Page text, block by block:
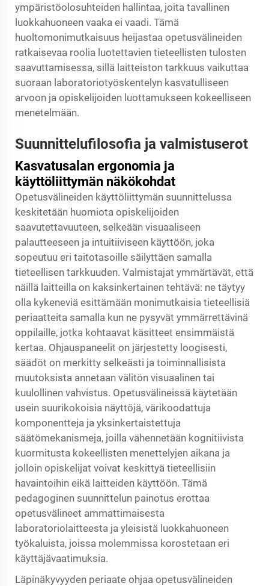
ympäristöolosuhteiden hallintaa, joita tavallinen
luokkahuoneen vaaka ei vaadi. Tämä
huoltomonimutkaisuus heijastaa opetusvälineiden
ratkaisevaa roolia luotettavien tieteellisten tulosten
saavuttamisessa, sillä laitteiston tarkkuus vaikuttaa
suoraan laboratoriotyöskentelyn kasvatulliseen
arvoon ja opiskelijoiden luottamukseen kokeelliseen
menetelmään.
Suunnittelufilosofia ja valmistuserot
Kasvatusalan ergonomia ja
käyttöliittymän näkökohdat
Opetusvälineiden käyttöliittymän suunnittelussa
keskitetään huomiota opiskelijoiden
saavutettavuuteen, selkeään visuaaliseen
palautteeseen ja intuitiiviseen käyttöön, joka
sopeutuu eri taitotasoille säilyttäen samalla
tieteellisen tarkkuuden. Valmistajat ymmärtävät, että
näillä laitteilla on kaksinkertainen tehtävä: ne täytyy
olla kykeneviä esittämään monimutkaisia tieteellisiä
periaatteita samalla kun ne pysyvät ymmärrettävinä
oppilaille, jotka kohtaavat käsitteet ensimmäistä
kertaa. Ohjauspaneelit on järjestetty loogisesti,
säädöt on merkitty selkeästi ja toiminnallisista
muutoksista annetaan välitön visuaalinen tai
kuulollinen vahvistus. Opetusvälineissä käytetään
usein suurikokoisia näyttöjä, värikoodattuja
komponentteja ja yksinkertaistettuja
säätömekanismeja, joilla vähennetään kognitiivista
kuormitusta kokeellisten menettelyjen aikana ja
jolloin opiskelijat voivat keskittyä tieteellisiin
havaintoihin eikä laitteiden käyttöön. Tämä
pedagoginen suunnittelun painotus erottaa
opetusvälineet ammattimaisesta
laboratoriolaitteesta ja yleisistä luokkahuoneen
työkaluista, joissa molemmissa korostetaan eri
käyttäjävaatimuksia.
Läpinäkyvyyden periaate ohjaa opetusvälineiden